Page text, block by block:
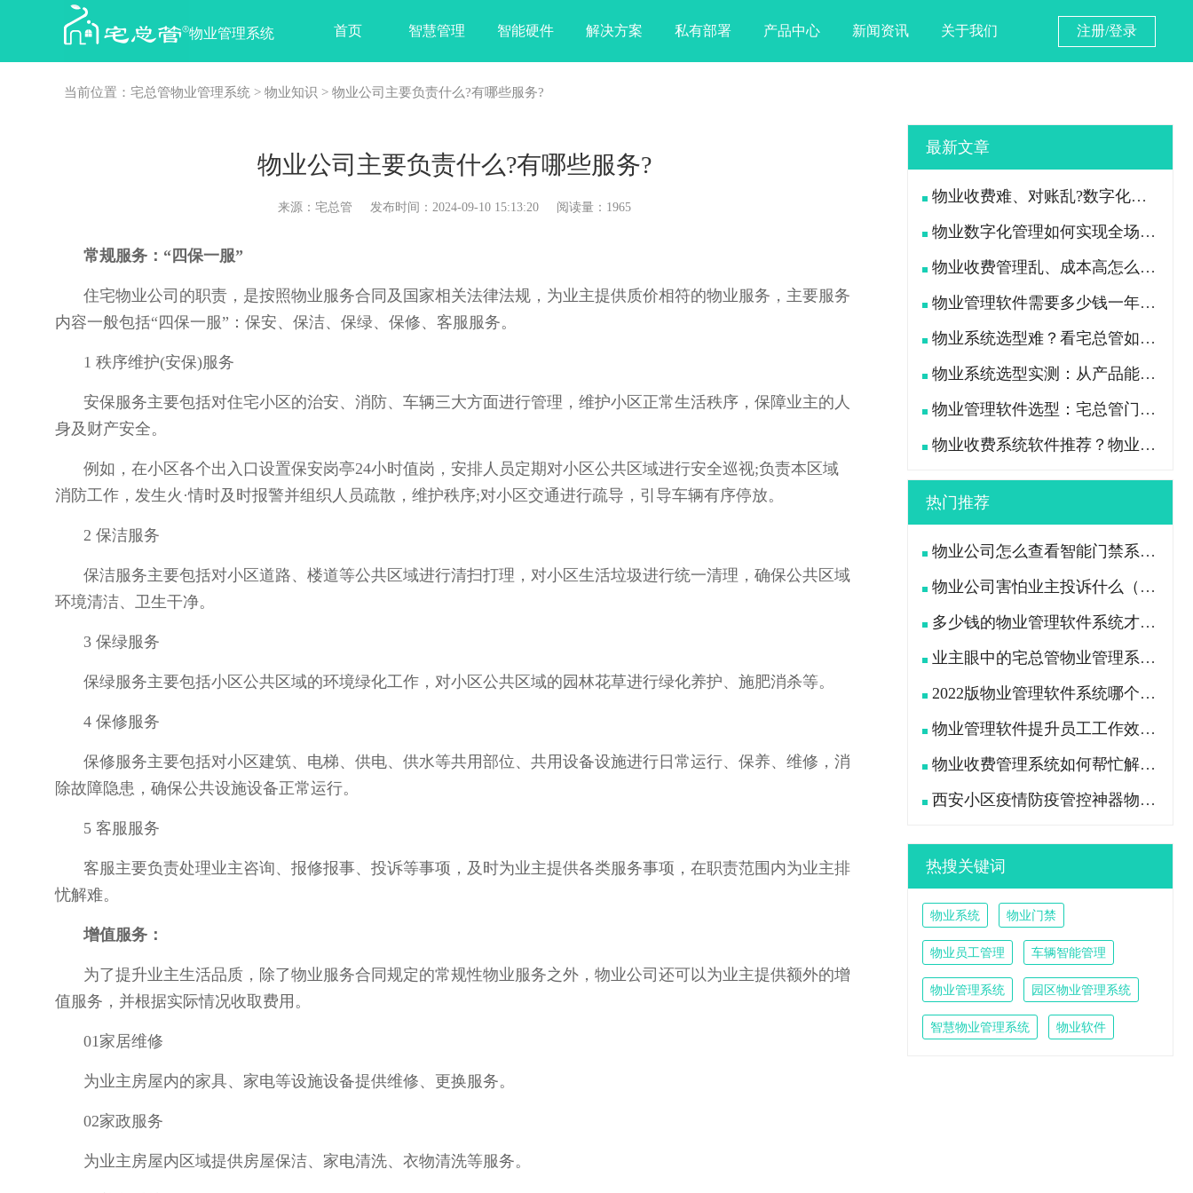
物业管理系统 首页 智慧管理 智能硬件 解决方案 私有部署 产品中心 新闻资讯 关于我们 注册/登录
当前位置： 宅总管物业管理系统 > 物业知识 > 物业公司主要负责什么?有哪些服务?
物业公司主要负责什么?有哪些服务?
来源：宅总管 发布时间：2024-09-10 15:13:20 阅读量：1965
常规服务：“四保一服”
住宅物业公司的职责，是按照物业服务合同及国家相关法律法规，为业主提供质价相符的物业服务，主要服务
内容一般包括“四保一服”：保安、保洁、保绿、保修、客服服务。
1 秩序维护(安保)服务
安保服务主要包括对住宅小区的治安、消防、车辆三大方面进行管理，维护小区正常生活秩序，保障业主的人
身及财产安全。
例如，在小区各个出入口设置保安岗亭24小时值岗，安排人员定期对小区公共区域进行安全巡视;负责本区域
消防工作，发生火·情时及时报警并组织人员疏散，维护秩序;对小区交通进行疏导，引导车辆有序停放。
2 保洁服务
保洁服务主要包括对小区道路、楼道等公共区域进行清扫打理，对小区生活垃圾进行统一清理，确保公共区域
环境清洁、卫生干净。
3 保绿服务
保绿服务主要包括小区公共区域的环境绿化工作，对小区公共区域的园林花草进行绿化养护、施肥消杀等。
4 保修服务
保修服务主要包括对小区建筑、电梯、供电、供水等共用部位、共用设备设施进行日常运行、保养、维修，消
除故障隐患，确保公共设施设备正常运行。
5 客服服务
客服主要负责处理业主咨询、报修报事、投诉等事项，及时为业主提供各类服务事项，在职责范围内为业主排
忧解难。
增值服务：
为了提升业主生活品质，除了物业服务合同规定的常规性物业服务之外，物业公司还可以为业主提供额外的增
值服务，并根据实际情况收取费用。
01家居维修
为业主房屋内的家具、家电等设施设备提供维修、更换服务。
02家政服务
为业主房屋内区域提供房屋保洁、家电清洗、衣物清洗等服务。
最新文章
物业收费难、对账乱?数字化手段如何落地解决
物业数字化管理如何实现全场景高效管控？
物业收费管理乱、成本高怎么办？
物业管理软件需要多少钱一年？物业公司怎么选才不花冤枉钱？
物业系统选型难？看宅总管如何破解收费难管理乱
物业系统选型实测：从产品能力、落地、售后、收费模式四大核心盘点
物业管理软件选型：宅总管门禁停车一体化管理真能打通吗？
物业收费系统软件推荐？物业老总高频咨询的8个问题一次说透
热门推荐
物业公司怎么查看智能门禁系统中行人及车辆出入记录
物业公司害怕业主投诉什么（业主用什么办法“治”物业公司）
多少钱的物业管理软件系统才是功能全且好用的？
业主眼中的宅总管物业管理系统APP是什么样的?
2022版物业管理软件系统哪个好（挑选物业软件看这7点）
物业管理软件提升员工工作效率、减轻工作压力
物业收费管理系统如何帮忙解决物业公司收费困难问题
西安小区疫情防疫管控神器物业管理系统
热搜关键词
物业系统 物业门禁
物业员工管理 车辆智能管理
物业管理系统 园区物业管理系统
智慧物业管理系统 物业软件